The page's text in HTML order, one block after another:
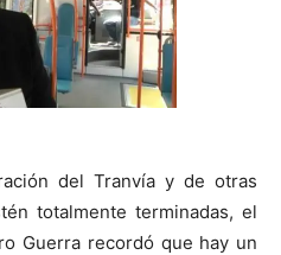
del Tranvía y de otras
totalmente terminadas, el
Guerra recordó que hay un